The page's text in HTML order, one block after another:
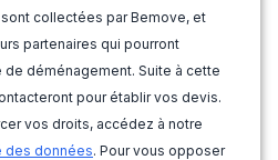
collectées par Bemove, et
partenaires qui pourront
déménagement. Suite à cette
pour établir vos devis.
vos droits, accédez à notre
des données. Pour vous opposer